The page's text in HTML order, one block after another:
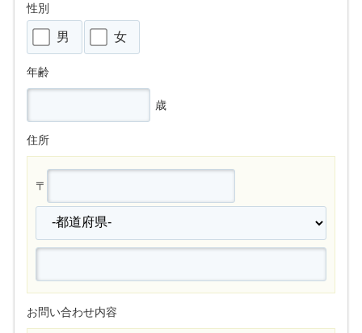
性別
男 女
年齢
歳
住所
〒
お問い合わせ内容